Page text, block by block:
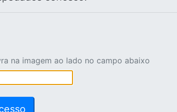
na imagem ao lado no campo abaixo